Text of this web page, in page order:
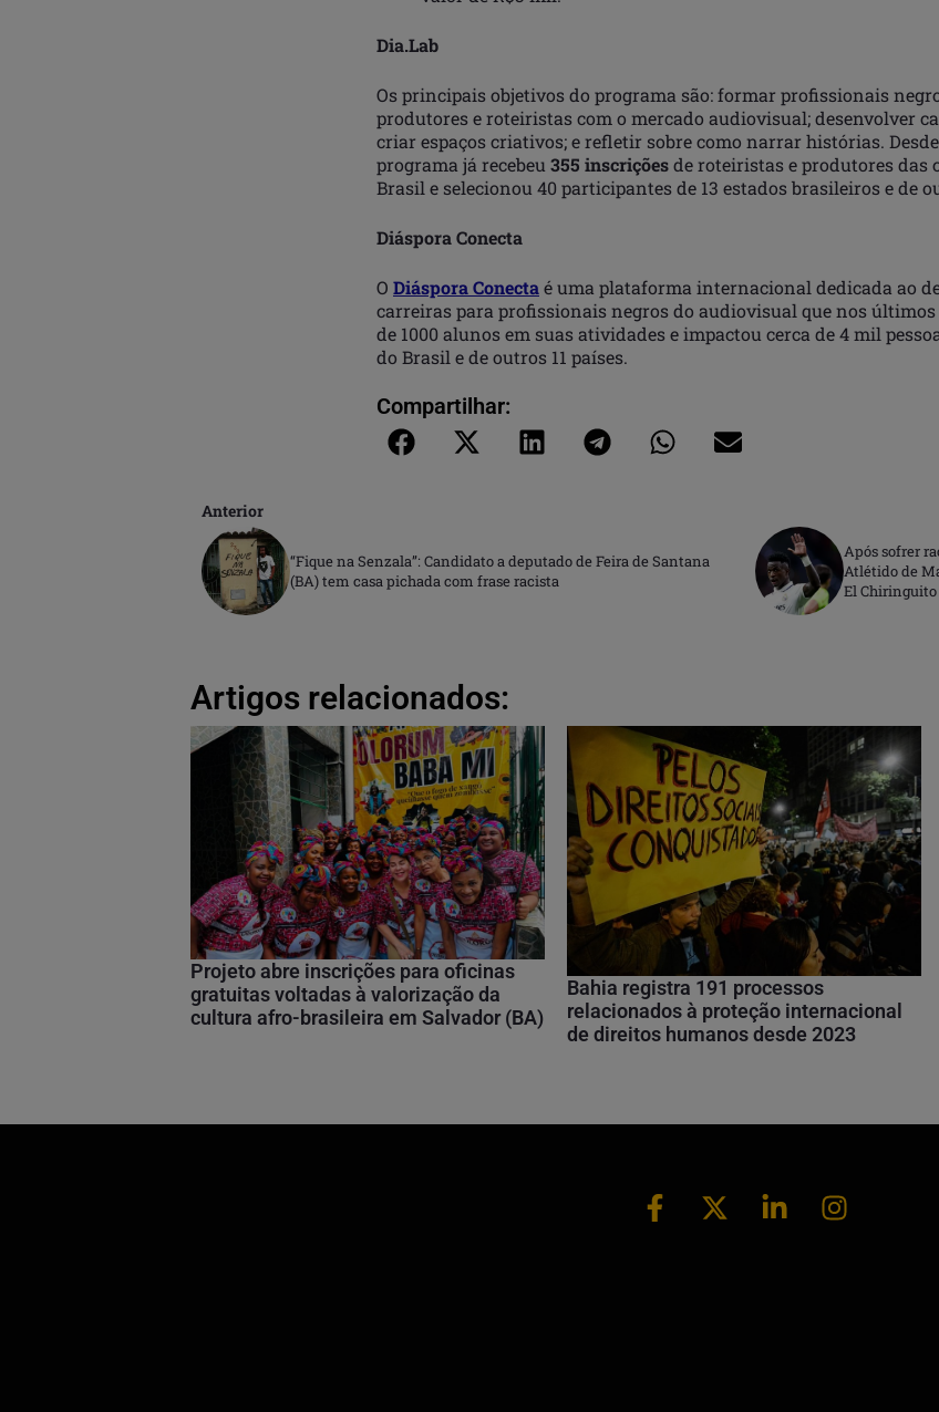
Dia.Lab
Os principais objetivos do programa são: formar profissionais
produtores e roteiristas com o mercado audiovisual; desenvolver
criar espaços criativos; e refletir sobre como narrar histórias.
programa já recebeu 355 inscriçõesde roteiristas e produtores das
Brasil e selecionou 40 participantes de 13 estados brasileiros e de
Diáspora Conecta
O Diáspora Conectaé uma plataforma internacional dedicada ao
carreiras para profissionais negros do audiovisual que nos últimos
de 1000 alunos em suas atividades e impactou cerca de 4 mil
do Brasil e de outros 11 países.
Compartilhar:
Anterior
“Fique na Senzala”: Candidato a deputado de Feira de Santana
(BA) tem casa pichada com frase racista
Após sofrer
Atlétido de
El Chiringuito
Artigos relacionados:
Projeto abre inscrições para oficinas
gratuitas voltadas à valorização da
cultura afro-brasileira em Salvador (BA)
Bahia registra 191 processos
relacionados à proteção internacional
de direitos humanos desde 2023